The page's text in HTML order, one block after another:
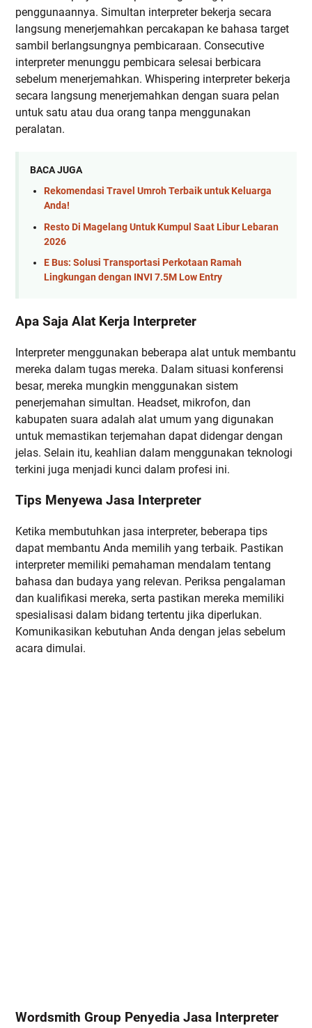
penggunaannya. Simultan interpreter bekerja secara
langsung menerjemahkan percakapan ke bahasa target
sambil berlangsungnya pembicaraan. Consecutive
interpreter menunggu pembicara selesai berbicara
sebelum menerjemahkan. Whispering interpreter bekerja
secara langsung menerjemahkan dengan suara pelan
untuk satu atau dua orang tanpa menggunakan
peralatan.
BACA JUGA
Rekomendasi Travel Umroh Terbaik untuk Keluarga
Anda!
Resto Di Magelang Untuk Kumpul Saat Libur Lebaran
2026
E Bus: Solusi Transportasi Perkotaan Ramah
Lingkungan dengan INVI 7.5M Low Entry
Apa Saja Alat Kerja Interpreter
Interpreter menggunakan beberapa alat untuk membantu
mereka dalam tugas mereka. Dalam situasi konferensi
besar, mereka mungkin menggunakan sistem
penerjemahan simultan. Headset, mikrofon, dan
kabupaten suara adalah alat umum yang digunakan
untuk memastikan terjemahan dapat didengar dengan
jelas. Selain itu, keahlian dalam menggunakan teknologi
terkini juga menjadi kunci dalam profesi ini.
Tips Menyewa Jasa Interpreter
Ketika membutuhkan jasa interpreter, beberapa tips
dapat membantu Anda memilih yang terbaik. Pastikan
interpreter memiliki pemahaman mendalam tentang
bahasa dan budaya yang relevan. Periksa pengalaman
dan kualifikasi mereka, serta pastikan mereka memiliki
spesialisasi dalam bidang tertentu jika diperlukan.
Komunikasikan kebutuhan Anda dengan jelas sebelum
acara dimulai.
Wordsmith Group Penyedia Jasa Interpreter